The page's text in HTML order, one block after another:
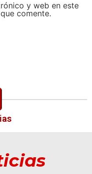
y web en este
comente.